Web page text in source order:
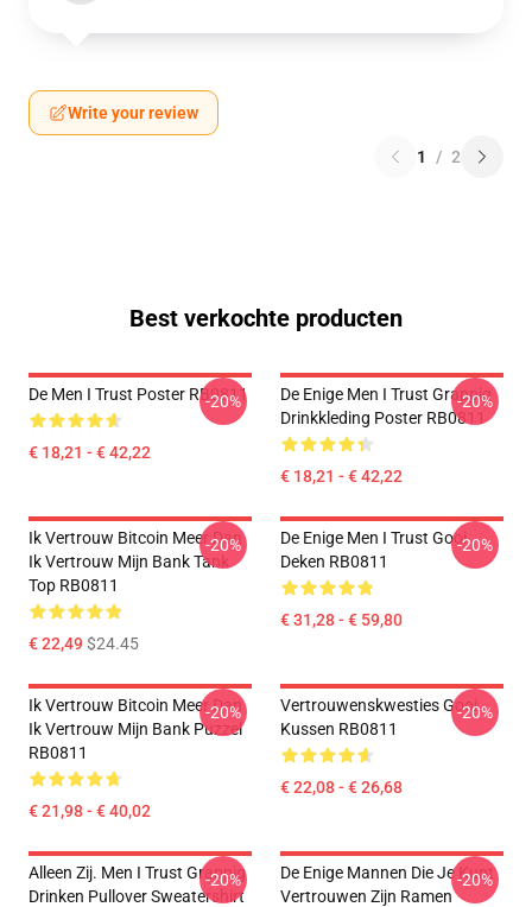
Write your review
1 / 2
Best verkochte producten
De Men I Trust Poster RB0811
€ 18,21 - € 42,22
-20%
De Enige Men I Trust Grappig
Drinkkleding Poster RB0811
€ 18,21 - € 42,22
-20%
Ik Vertrouw Bitcoin Meer Dan
Ik Vertrouw Mijn Bank Tank
Top RB0811
€ 22,49$24.45
-20%
De Enige Men I Trust Gooi
Deken RB0811
€ 31,28 - € 59,80
-20%
Ik Vertrouw Bitcoin Meer Dan
Ik Vertrouw Mijn Bank Puzzel
RB0811
€ 21,98 - € 40,02
-20%
Vertrouwenskwesties Gooi
Kussen RB0811
€ 22,08 - € 26,68
-20%
Alleen Zij. Men I Trust Grappig
Drinken Pullover Sweatershirt
-20%
De Enige Mannen Die Je Kunt
Vertrouwen Zijn Ramen
-20%